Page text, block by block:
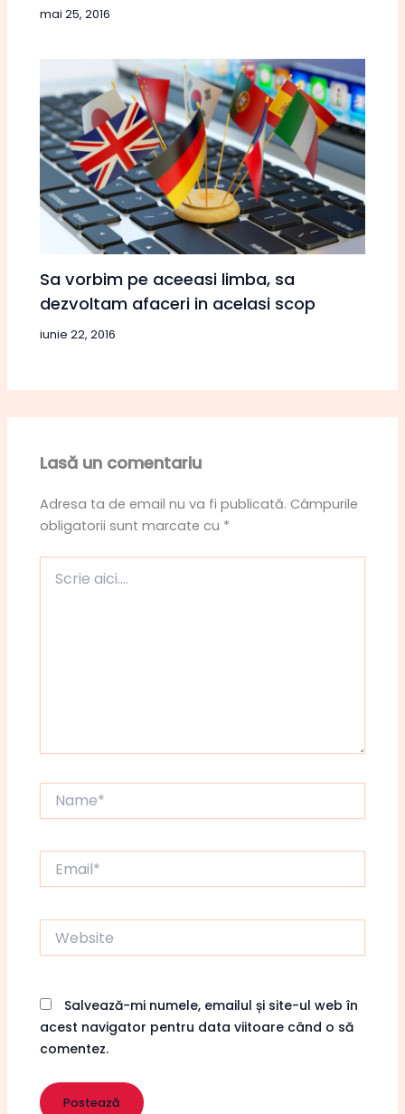
mai 25, 2016
Sa vorbim pe aceeasi limba, sa
dezvoltam afaceri in acelasi scop
iunie 22, 2016
Lasă un comentariu
Adresa ta de email nu va fi publicată. Câmpurile
obligatorii sunt marcate cu *
aici....
Website
Salvează-mi numele, emailul și site-ul web în
acest navigator pentru data viitoare când o să
comentez.